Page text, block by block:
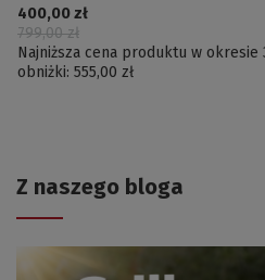
400,00 zł
799,00 zł
Najniższa cena produktu w
obniżki: 555,00 zł
Z naszego bloga